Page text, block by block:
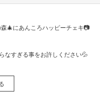
🎄にあんころハッピーチェキ📷
なすぎる事をお許しください💦